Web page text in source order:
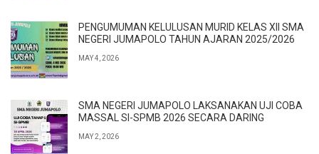
PENGUMUMAN KELULUSAN MURID KELAS XII SMA
NEGERI JUMAPOLO TAHUN AJARAN 2025/2026
MAY 4, 2026
SMA NEGERI JUMAPOLO LAKSANAKAN UJI COBA
MASSAL SI-SPMB 2026 SECARA DARING
MAY 2, 2026